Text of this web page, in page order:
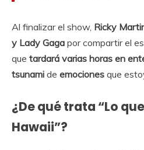
Al finalizar el show, Ricky
y Lady Gaga por compartir el
que tardará varias horas en
tsunami de emociones que
¿De qué trata “Lo
Hawaii”?